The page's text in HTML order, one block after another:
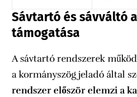
Sávtartó és sávváltó
támogatása
A sávtartó rendszerek
a kormányszög jeladó által
rendszer először elemzi a